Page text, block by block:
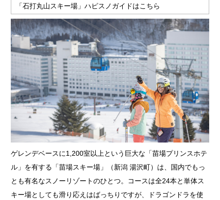
「石打丸山スキー場」ハピスノガイドはこちら
ゲレンデベースに1,200室以上という巨大な「苗場プリンスホテ
ル」を有する「苗場スキー場」（新潟 湯沢町）は、国内でもっ
とも有名なスノーリゾートのひとつ。コースは全24本と単体ス
キー場としても滑り応えはばっちりですが、ドラゴンドラを使